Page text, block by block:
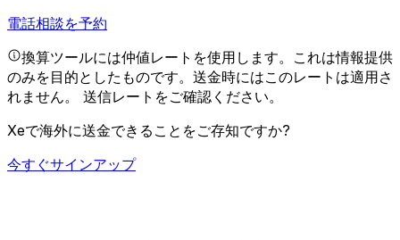
電話相談を予約
換算ツールには仲値レートを使用します。これは情報提供
のみを目的としたものです。送金時にはこのレートは適用さ
れません。 送信レートをご確認ください。
Xeで海外に送金できることをご存知ですか?
今すぐサインアップ